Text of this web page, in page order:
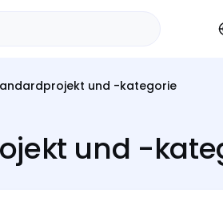
und -kategorie
und -